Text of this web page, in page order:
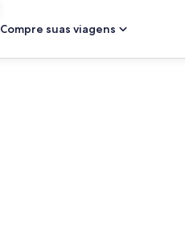
Compre suas viagens